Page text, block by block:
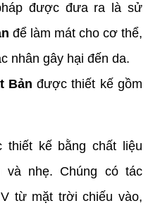
được đưa ra là sử
để làm mát cho cơ thể,
nhân gây hại đến da.
Bảnđược thiết kế gồm
kế bằng chất liệu
và nhẹ. Chúng có tác
từ mặt trời chiếu vào,